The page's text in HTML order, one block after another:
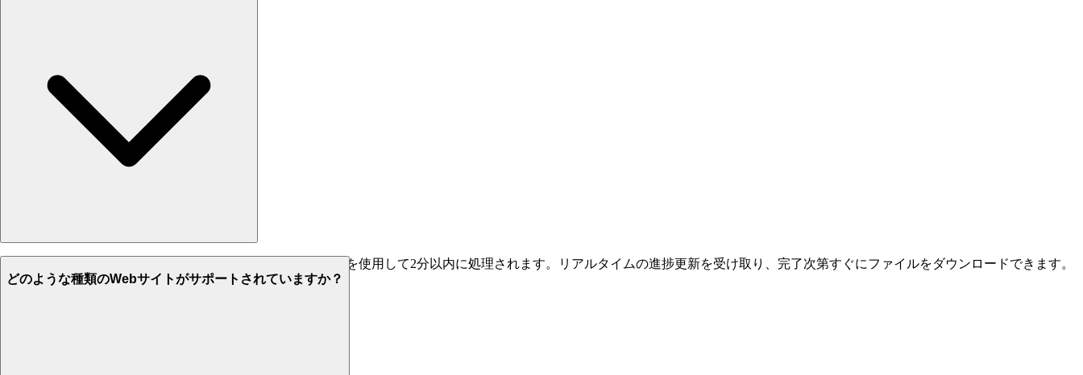
ほとんどのWebサイトは、バックグラウンドジョブシステムを使用して2分以内に処理されます。リアルタイムの進捗更新を受け取り、完了次第すぐにファイルをダウンロードできます。
大規模サイトは数分長くかかる場合があります。
どのような種類のWebサイトがサポートされていますか？